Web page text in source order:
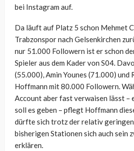
bei Instagram auf.
Da läuft auf Platz 5 schon Mehmet
Trabzonspor nach Gelsenkirchen
nur 51.000 Followern ist er schon
Spieler aus dem Kader von S04.
(55.000), Amin Younes (71.000) und
Hoffmann mit 80.000 Followern.
Account aber fast verwaisen lässt –
soll es geben – pflegt Hoffmann
dürfte sich trotz der relativ
bisherigen Stationen sich auch sein
erklären.